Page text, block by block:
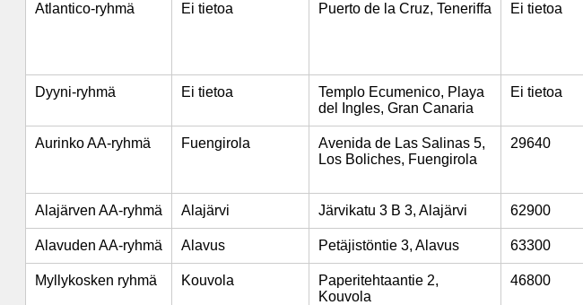
Atlantico-ryhmä Ei tietoa Puerto de la Cruz, Teneriffa Ei tietoa
Dyyni-ryhmä Ei tietoa
Templo Ecumenico, Playa
del Ingles, Gran Canaria
Ei tietoa
Aurinko AA-ryhmä Fuengirola
Avenida de Las Salinas 5,
Los Boliches, Fuengirola
29640
Alajärven AA-ryhmä Alajärvi Järvikatu 3 B 3, Alajärvi 62900
Alavuden AA-ryhmä Alavus Petäjistöntie 3, Alavus 63300
Myllykosken ryhmä Kouvola
Paperitehtaantie 2,
Kouvola
46800